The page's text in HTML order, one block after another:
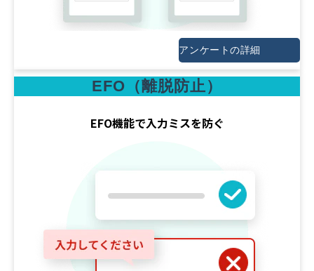
アンケートの詳細
EFO（離脱防止）
EFO機能で入力ミスを防ぐ